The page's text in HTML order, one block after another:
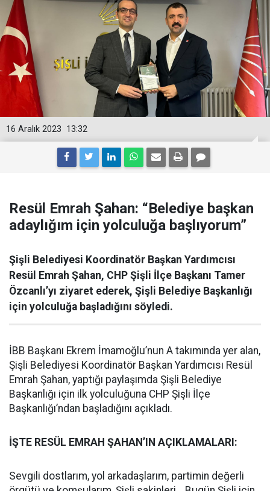
13:32
16 Aralık 2023
Resül Emrah Şahan: “Belediye başkan
adaylığım için yolculuğa başlıyorum”
Şişli Belediyesi Koordinatör Başkan Yardımcısı
Resül Emrah Şahan, CHP Şişli İlçe Başkanı Tamer
Özcanlı’yı ziyaret ederek, Şişli Belediye Başkanlığı
için yolculuğa başladığını söyledi.
İBB Başkanı Ekrem İmamoğlu’nun A takımında yer alan,
Şişli Belediyesi Koordinatör Başkan Yardımcısı Resül
Emrah Şahan, yaptığı paylaşımda Şişli Belediye
Başkanlığı için ilk yolculuğuna CHP Şişli İlçe
Başkanlığı’ndan başladığını açıkladı.
İŞTE RESÜL EMRAH ŞAHAN’IN AÇIKLAMALARI:
Sevgili dostlarım, yol arkadaşlarım, partimin değerli